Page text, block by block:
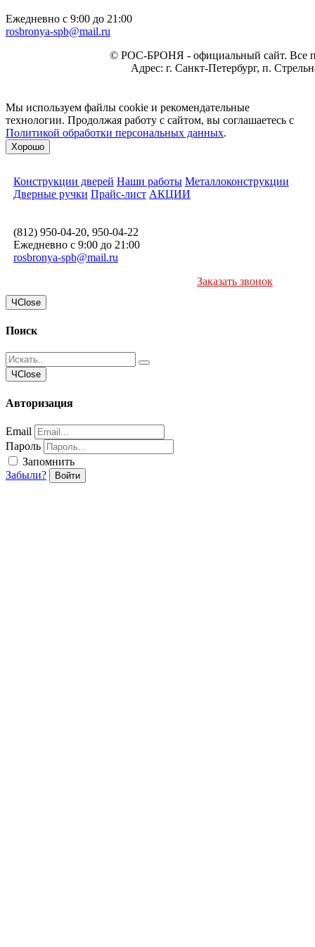
Ежедневно с 9:00 до 21:00
rosbronya-spb@mail.ru
© РОС-БРОНЯ- официальный сайт. Все
Адрес: г. Санкт-Петербург, п.
Мы используем файлы cookie и рекомендательные
технологии. Продолжая работу с сайтом, вы соглашаетесь с
Политикой обработки персональных данных.
Хорошо
Конструкции дверей Наши работы Металлоконструкции
Дверные ручки Прайс-лист АКЦИИ
(812) 950-04-20, 950-04-22
Ежедневно с 9:00 до 21:00
rosbronya-spb@mail.ru
Заказать звонок
ЧClose
Поиск
ЧClose
Авторизация
Email
Пароль
Запомнить
Забыли?
Войти